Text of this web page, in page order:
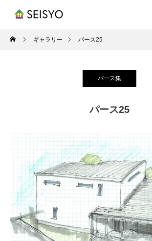
ギャラリー パース25
パース集
パース25